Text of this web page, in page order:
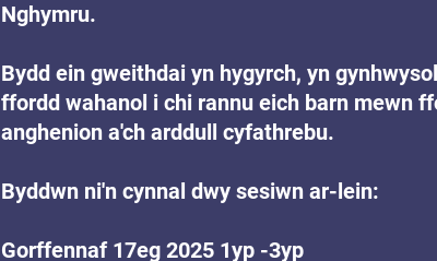
Nghymru.
Bydd ein gweithdai yn hygyrch, yn
ffordd wahanol i chi rannu eich barn mewn
anghenion a'ch arddull cyfathrebu.
Byddwn ni'n cynnal dwy sesiwn ar-lein:
Gorffennaf 17eg 2025 1yp -3yp